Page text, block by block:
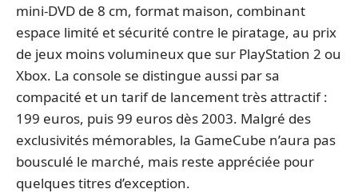
mini-DVD de 8 cm, format maison, combinant
espace limité et sécurité contre le piratage, au prix
de jeux moins volumineux que sur PlayStation 2 ou
Xbox. La console se distingue aussi par sa
compacité et un tarif de lancement très attractif :
199 euros, puis 99 euros dès 2003. Malgré des
exclusivités mémorables, la GameCube n’aura pas
bousculé le marché, mais reste appréciée pour
quelques titres d’exception.